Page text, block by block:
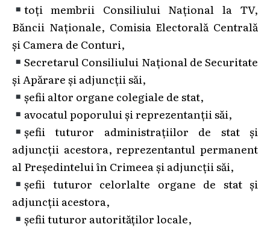
toţi membrii Consiliului Naţional la TV,
Băncii Naţionale, Comisia Electorală Centrală
şi Camera de Conturi,
Secretarul Consiliului Naţional de Securitate
şi Apărare şi adjuncţii săi,
şefii altor organe colegiale de stat,
avocatul poporului şi reprezentanţii săi,
şefii tuturor administraţiilor de stat şi
adjuncţii acestora, reprezentantul permanent
al Preşedintelui în Crimeea şi adjuncţii săi,
şefii tuturor celorlalte organe de stat şi
adjuncţii acestora,
şefii tuturor autorităţilor locale,